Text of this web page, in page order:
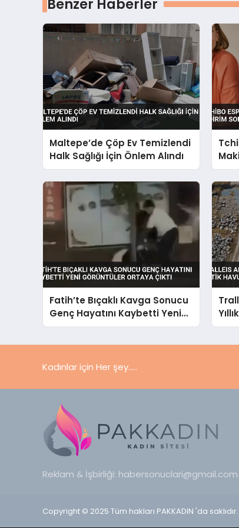
Benzer Haberler
Maltepe’de Çöp Ev Temizlendi
Halk Sağlığı İçin Önlem Alındı
Fatih’te Bıçaklı Kavga Sonucu
Genç Hayatını Kaybetti Yeni
Görüntüler Ortaya Çıktı
Gün
Kadınlar için Her şey.....
Reklam & İşbirliği: habersonuclari@gmail.com
Copyright © 2025 Tüm hakları PAKKADIN 'da saklıdır.